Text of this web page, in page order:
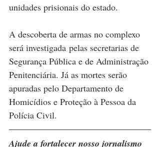
unidades prisionais do estado.
A descoberta de armas no complexo
será investigada pelas secretarias de
Segurança Pública e de Administração
Penitenciária. Já as mortes serão
apuradas pelo Departamento de
Homicídios e Proteção à Pessoa da
Polícia Civil.
Ajude a fortalecer nosso jornalismo